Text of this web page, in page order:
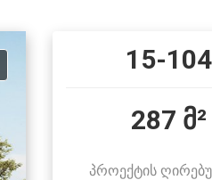
15-104
287 მ²
პროექტის